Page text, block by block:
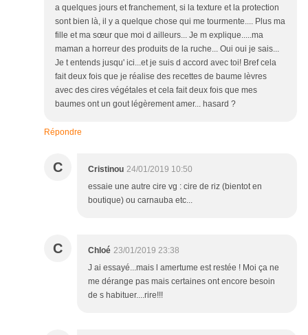
a quelques jours et franchement, si la texture et la protection
sont bien là, il y a quelque chose qui me tourmente.... Plus ma
fille et ma sœur que moi d ailleurs... Je m explique.....ma
maman a horreur des produits de la ruche... Oui oui je sais...
Je t entends jusqu' ici...et je suis d accord avec toi! Bref cela
fait deux fois que je réalise des recettes de baume lèvres
avec des cires végétales et cela fait deux fois que mes
baumes ont un gout légèrement amer... hasard ?
Répondre
C Cristinou 24/01/2019 10:50
essaie une autre cire vg : cire de riz (bientot en
boutique) ou carnauba etc...
C Chloé 23/01/2019 23:38
J ai essayé...mais l amertume est restée ! Moi ça ne
me dérange pas mais certaines ont encore besoin
de s habituer....rire!!!